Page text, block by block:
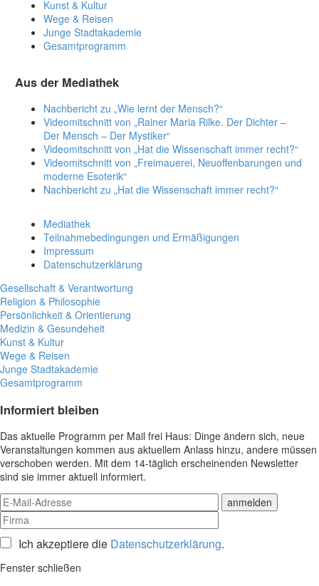
Kunst & Kultur
Wege & Reisen
Junge Stadtakademie
Gesamtprogramm
Aus der Mediathek
Nachbericht zu „Wie lernt der Mensch?“
Videomitschnitt von „Rainer Maria Rilke. Der Dichter –
Der Mensch – Der Mystiker“
Videomitschnitt von „Hat die Wissenschaft immer recht?“
Videomitschnitt von „Freimauerei, Neuoffenbarungen und
moderne Esoterik“
Nachbericht zu „Hat die Wissenschaft immer recht?“
Mediathek
Teilnahmebedingungen und Ermäßigungen
Impressum
Datenschutzerklärung
Gesellschaft & Verantwortung
Religion & Philosophie
Persönlichkeit & Orientierung
Medizin & Gesundeheit
Kunst & Kultur
Wege & Reisen
Junge Stadtakademie
Gesamtprogramm
Informiert bleiben
Das aktuelle Programm per Mail frei Haus: Dinge ändern sich, neue
Veranstaltungen kommen aus aktuellem Anlass hinzu, andere müssen
verschoben werden. Mit dem 14-täglich erscheinenden Newsletter
sind sie immer aktuell informiert.
Ich akzeptiere die Datenschutzerklärung.
Fenster schließen